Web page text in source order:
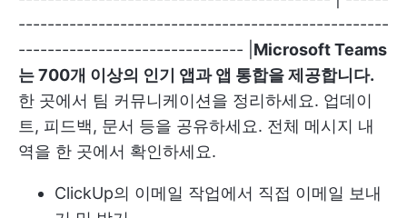
---------------------------------------------------
------------------------------- | Microsoft Teams
는 700개 이상의 인기 앱과 앱 통합을 제공합니다.
한 곳에서 팀 커뮤니케이션을 정리하세요. 업데이
트, 피드백, 문서 등을 공유하세요. 전체 메시지 내
역을 한 곳에서 확인하세요.
ClickUp의 이메일 작업에서 직접 이메일 보내